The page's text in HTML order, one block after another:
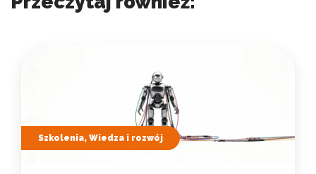
Szkolenia, Wiedza i rozwój